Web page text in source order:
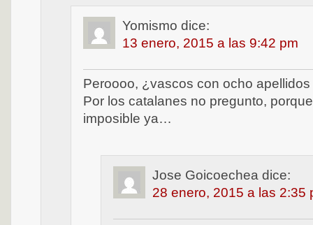
Yomismo dice:
13 enero, 2015 a las 9:42 pm
Peroooo, ¿vascos con ocho
Por los catalanes no pregunto,
imposible ya…
Jose Goicoechea dice:
28 enero, 2015 a las 2:35